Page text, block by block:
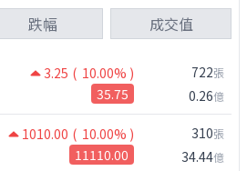
跌幅 成交值
3.25 ( 10.00% )
35.75
722張
0.26億
1010.00 ( 10.00% )
11110.00
310張
34.44億